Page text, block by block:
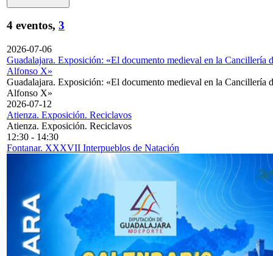
4 eventos, 3
2026-07-06
Guadalajara. Exposición: «El documento medieval en la Cancillería
Alfonso X»
Guadalajara. Exposición: «El documento medieval en la Cancillería
Alfonso X»
2026-07-12
Atienza. Exposición. Reciclavos
Atienza. Exposición. Reciclavos
12:30 - 14:30
Fontanar. XXXVII Interpueblos de Natación